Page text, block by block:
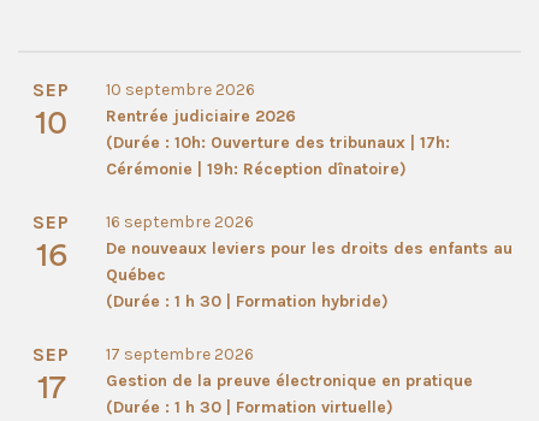
SEP
10
10 septembre 2026
Rentrée judiciaire 2026
(Durée : 10h: Ouverture des tribunaux | 17h:
Cérémonie | 19h: Réception dînatoire)
SEP
16
16 septembre 2026
De nouveaux leviers pour les droits des enfants au
Québec
(Durée : 1 h 30 | Formation hybride)
SEP
17
17 septembre 2026
Gestion de la preuve électronique en pratique
(Durée : 1 h 30 | Formation virtuelle)